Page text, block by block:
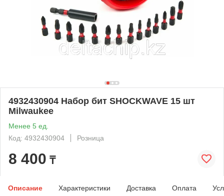
4932430904 Набор бит SHOCKWAVE 15 шт
Milwaukee
Менее 5 ед.
Код: 4932430904
Розница
8 400 ₸
Описание Характеристики Доставка Оплата